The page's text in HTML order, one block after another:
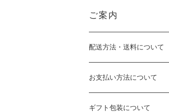
ご案内
配送方法・送料について
お支払い方法について
ギフト包装について